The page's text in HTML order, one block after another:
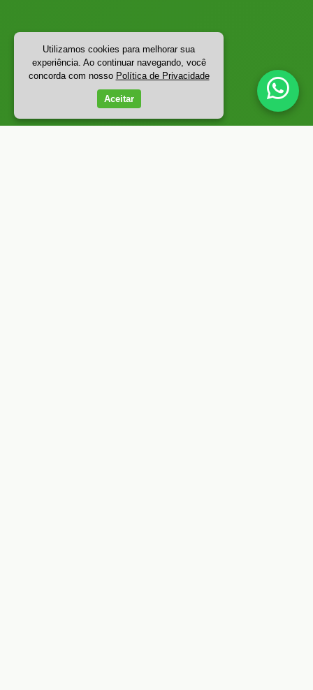
Utilizamos cookies para melhorar sua
experiência. Ao continuar navegando, você
concorda com nosso Política de Privacidade
Aceitar